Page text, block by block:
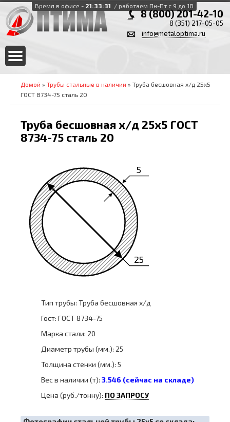
Время в офисе - 21:33:31 / работаем Пн-Пт с 9 до 18
8 (800) 201-42-10
8 (351) 217-05-05
info@metaloptima.ru
Домой » Трубы стальные в наличии » Труба бесшовная х/д 25х5
ГОСТ 8734-75 сталь 20
Труба бесшовная х/д 25х5 ГОСТ
8734-75 сталь 20
25
5
Тип трубы: Труба бесшовная х/д
Гост: ГОСТ 8734-75
Марка стали: 20
Диаметр трубы (мм.): 25
Толщина стенки (мм.): 5
Вес в наличии (т): 3.546 (сейчас на складе)
Цена (руб./тонну): ПО ЗАПРОСУ